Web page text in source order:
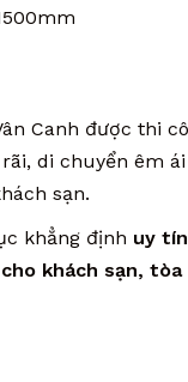
Canh được thi
di chuyển êm
sạn.
khẳng định uy
khách sạn, tòa